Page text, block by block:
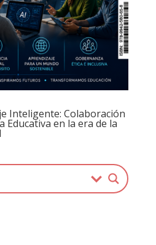
Inteligente: Colaboración
Educativa en la era de la